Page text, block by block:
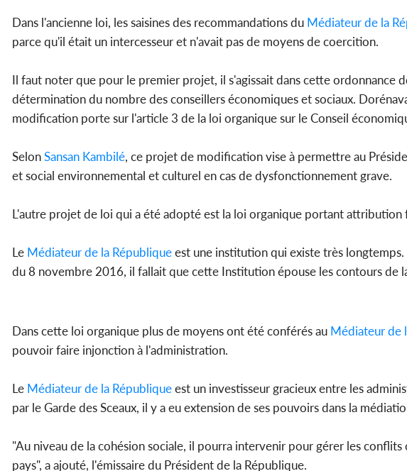
Dans l'ancienne loi, les saisines des recommandations du Médiateur de la
parce qu'il était un intercesseur et n'avait pas de moyens de coercition.
Il faut noter que pour le premier projet, il s'agissait dans cette ordonnance
détermination du nombre des conseillers économiques et sociaux.
modification porte sur l'article 3 de la loi organique sur le Conseil
SelonSansan Kambilé, ce projet de modification vise à permettre au
et social environnemental et culturel en cas de dysfonctionnement grave.
L'autre projet de loi qui a été adopté est la loi organique portant
Le Médiateur de la Républiqueest une institution qui existe très
du 8 novembre 2016, il fallait que cette Institution épouse les contours de
Dans cette loi organique plus de moyens ont été conférés au Médiateur de
pouvoir faire injonction à l'administration.
Le Médiateur de la Républiqueest un investisseur gracieux entre les
par le Garde des Sceaux, il y a eu extension de ses pouvoirs dans la
"Au niveau de la cohésion sociale, il pourra intervenir pour gérer les
pays", a ajouté, l'émissaire du Président de la République.